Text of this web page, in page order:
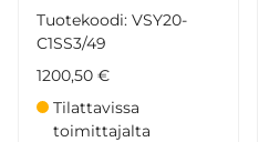
Tuotekoodi: VSY20-
C1SS3/49
1200,50 €
Tilattavissa
toimittajalta